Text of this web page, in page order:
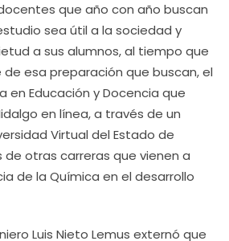
que año con año buscan
sea útil a la sociedad y
a sus alumnos, al tiempo que
esa preparación que buscan, el
en Educación y Docencia que
en línea, a través de un
Virtual del Estado de
de otras carreras que vienen a
de la Química en el desarrollo
Luis Nieto Lemus externó que